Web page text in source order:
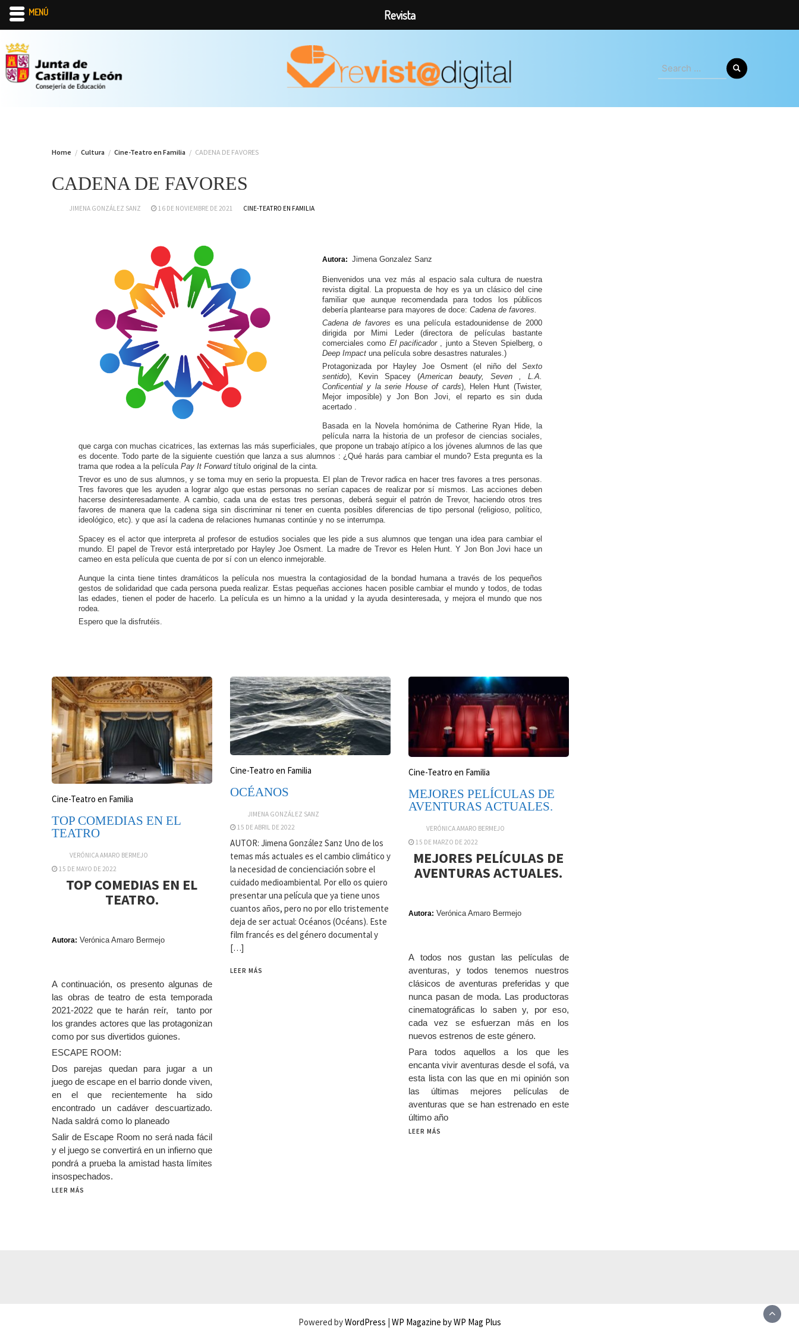
to
content
Search
for:
Home Cultura Cine-Teatro en Familia CADENA DE FAVORES
CADENA DE FAVORES
JIMENA GONZÁLEZ SANZ 16 DE NOVIEMBRE DE 2021 CINE-TEATRO EN FAMILIA
Autora: Jimena Gonzalez Sanz
Bienvenidos una vez más al espacio sala cultura de nuestra
revista digital. La propuesta de hoy es ya un clásico del cine
familiar que aunque recomendada para todos los públicos
debería plantearse para mayores de doce: Cadena de favores.
Cadena de favores es una película estadounidense de 2000
dirigida por Mimi Leder (directora de películas bastante
comerciales como El pacificador, junto a Steven Spielberg, o
Deep Impact una película sobre desastres naturales.)
Protagonizada por Hayley Joe Osment (el niño del Sexto
sentido), Kevin Spacey (American beauty, Seven , L.A.
Conficential y la serie House of cards), Helen Hunt (Twister,
Mejor imposible) y Jon Bon Jovi, el reparto es sin duda
acertado .
Basada en la Novela homónima de Catherine Ryan Hide, la
película narra la historia de un profesor de ciencias sociales,
que carga con muchas cicatrices, las externas las más superficiales, que propone un trabajo atípico a los jóvenes alumnos de las que
es docente. Todo parte de la siguiente cuestión que lanza a sus alumnos : ¿Qué harás para cambiar el mundo? Esta pregunta es la
trama que rodea a la película Pay It Forwardtítulo original de la cinta.
Trevor es uno de sus alumnos, y se toma muy en serio la propuesta. El plan de Trevor radica en hacer tres favores a tres personas.
Tres favores que les ayuden a lograr algo que estas personas no serían capaces de realizar por sí mismos. Las acciones deben
hacerse desinteresadamente. A cambio, cada una de estas tres personas, deberá seguir el patrón de Trevor, haciendo otros tres
favores de manera que la cadena siga sin discriminar ni tener en cuenta posibles diferencias de tipo personal (religioso, político,
ideológico, etc). y que así la cadena de relaciones humanas continúe y no se interrumpa.
Spacey es el actor que interpreta al profesor de estudios sociales que les pide a sus alumnos que tengan una idea para cambiar el
mundo. El papel de Trevor está interpretado por Hayley Joe Osment. La madre de Trevor es Helen Hunt. Y Jon Bon Jovi hace un
cameo en esta película que cuenta de por sí con un elenco inmejorable.
Aunque la cinta tiene tintes dramáticos la película nos muestra la contagiosidad de la bondad humana a través de los pequeños
gestos de solidaridad que cada persona pueda realizar. Estas pequeñas acciones hacen posible cambiar el mundo y todos, de todas
las edades, tienen el poder de hacerlo. La película es un himno a la unidad y la ayuda desinteresada, y mejora el mundo que nos
rodea.
Espero que la disfrutéis.
Cine-Teatro en Familia
TOP COMEDIAS EN EL
TEATRO
VERÓNICA AMARO BERMEJO
15 DE MAYO DE 2022
TOP COMEDIAS EN EL
TEATRO.
Autora: Verónica Amaro Bermejo
A continuación, os presento algunas de
las obras de teatro de esta temporada
2021-2022 que te harán reír, tanto por
los grandes actores que las protagonizan
como por sus divertidos guiones.
ESCAPE ROOM:
Dos parejas quedan para jugar a un
juego de escape en el barrio donde viven,
en el que recientemente ha sido
encontrado un cadáver descuartizado.
Nada saldrá como lo planeado
Salir de Escape Room no será nada fácil
y el juego se convertirá en un infierno que
pondrá a prueba la amistad hasta límites
insospechados.
LEER MÁS
Cine-Teatro en Familia
OCÉANOS
JIMENA GONZÁLEZ SANZ
15 DE ABRIL DE 2022
AUTOR: Jimena González Sanz Uno de los
temas más actuales es el cambio climático y
la necesidad de concienciación sobre el
cuidado medioambiental. Por ello os quiero
presentar una película que ya tiene unos
cuantos años, pero no por ello tristemente
deja de ser actual: Océanos (Océans). Este
film francés es del género documental y
[…]
LEER MÁS
Cine-Teatro en Familia
MEJORES PELÍCULAS DE
AVENTURAS ACTUALES.
VERÓNICA AMARO BERMEJO
15 DE MARZO DE 2022
MEJORES PELÍCULAS DE
AVENTURAS ACTUALES.
Autora: Verónica Amaro Bermejo
A todos nos gustan las películas de
aventuras, y todos tenemos nuestros
clásicos de aventuras preferidas y que
nunca pasan de moda. Las productoras
cinematográficas lo saben y, por eso,
cada vez se esfuerzan más en los
nuevos estrenos de este género.
Para todos aquellos a los que les
encanta vivir aventuras desde el sofá, va
esta lista con las que en mi opinión son
las últimas mejores películas de
aventuras que se han estrenado en este
último año
LEER MÁS
Powered byWordPress | WP Magazine by WP Mag Plus
MENÚ Revista